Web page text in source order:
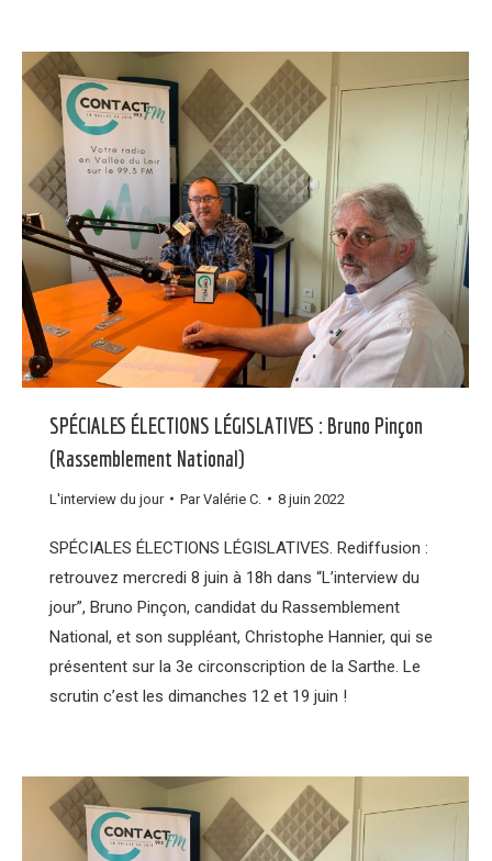
SPÉCIALES ÉLECTIONS LÉGISLATIVES : Bruno Pinçon
(Rassemblement National)
L'interview du jour ParValérie C. 8 juin 2022
SPÉCIALES ÉLECTIONS LÉGISLATIVES. Rediffusion :
retrouvez mercredi 8 juin à 18h dans “L’interview du
jour”, Bruno Pinçon, candidat du Rassemblement
National, et son suppléant, Christophe Hannier, qui se
présentent sur la 3e circonscription de la Sarthe. Le
scrutin c’est les dimanches 12 et 19 juin !